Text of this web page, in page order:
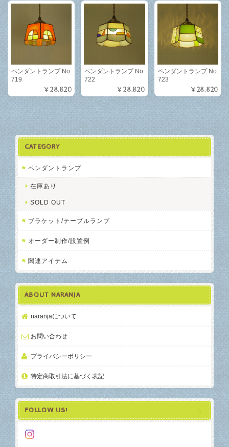
ペンダントランプ No.
719
¥28,820
ペンダントランプ No.
722
¥28,820
ペンダントランプ No.
723
¥28,820
CATEGORY
ペンダントランプ
在庫あり
SOLD OUT
ブラケット/テーブルランプ
オーダー制作/設置例
関連アイテム
ABOUT NARANJA
naranjaについて
お問い合わせ
プライバシーポリシー
特定商取引法に基づく表記
FOLLOW US!